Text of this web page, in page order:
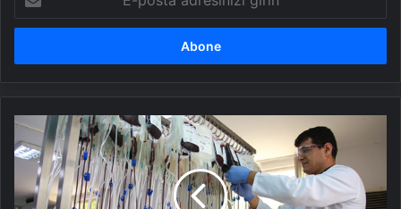
posta
adresinizi
Türk
Kızılay,
kan
torbası
üreterek